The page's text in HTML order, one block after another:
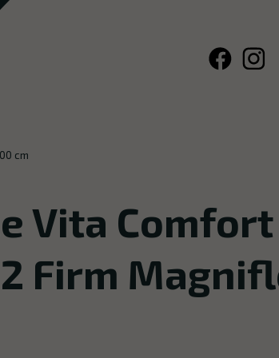
cm
Vita Comfort
Firm